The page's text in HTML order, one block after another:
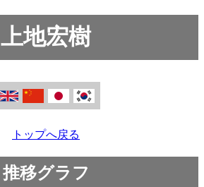
上地宏樹
トップへ戻る
推移グラフ